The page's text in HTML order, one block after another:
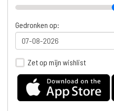
Gedronken op:
Zet op mijn wishlist